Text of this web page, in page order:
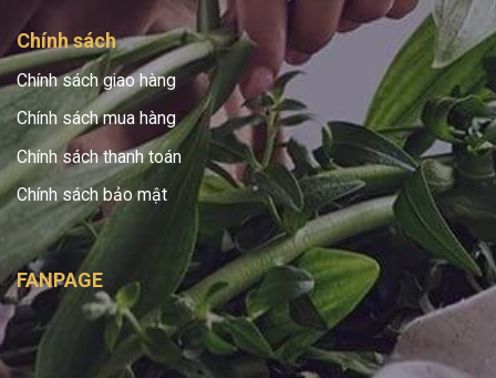
Chính sách
Chính sách giao hàng
Chính sách mua hàng
Chính sách thanh toán
Chính sách bảo mật
FANPAGE